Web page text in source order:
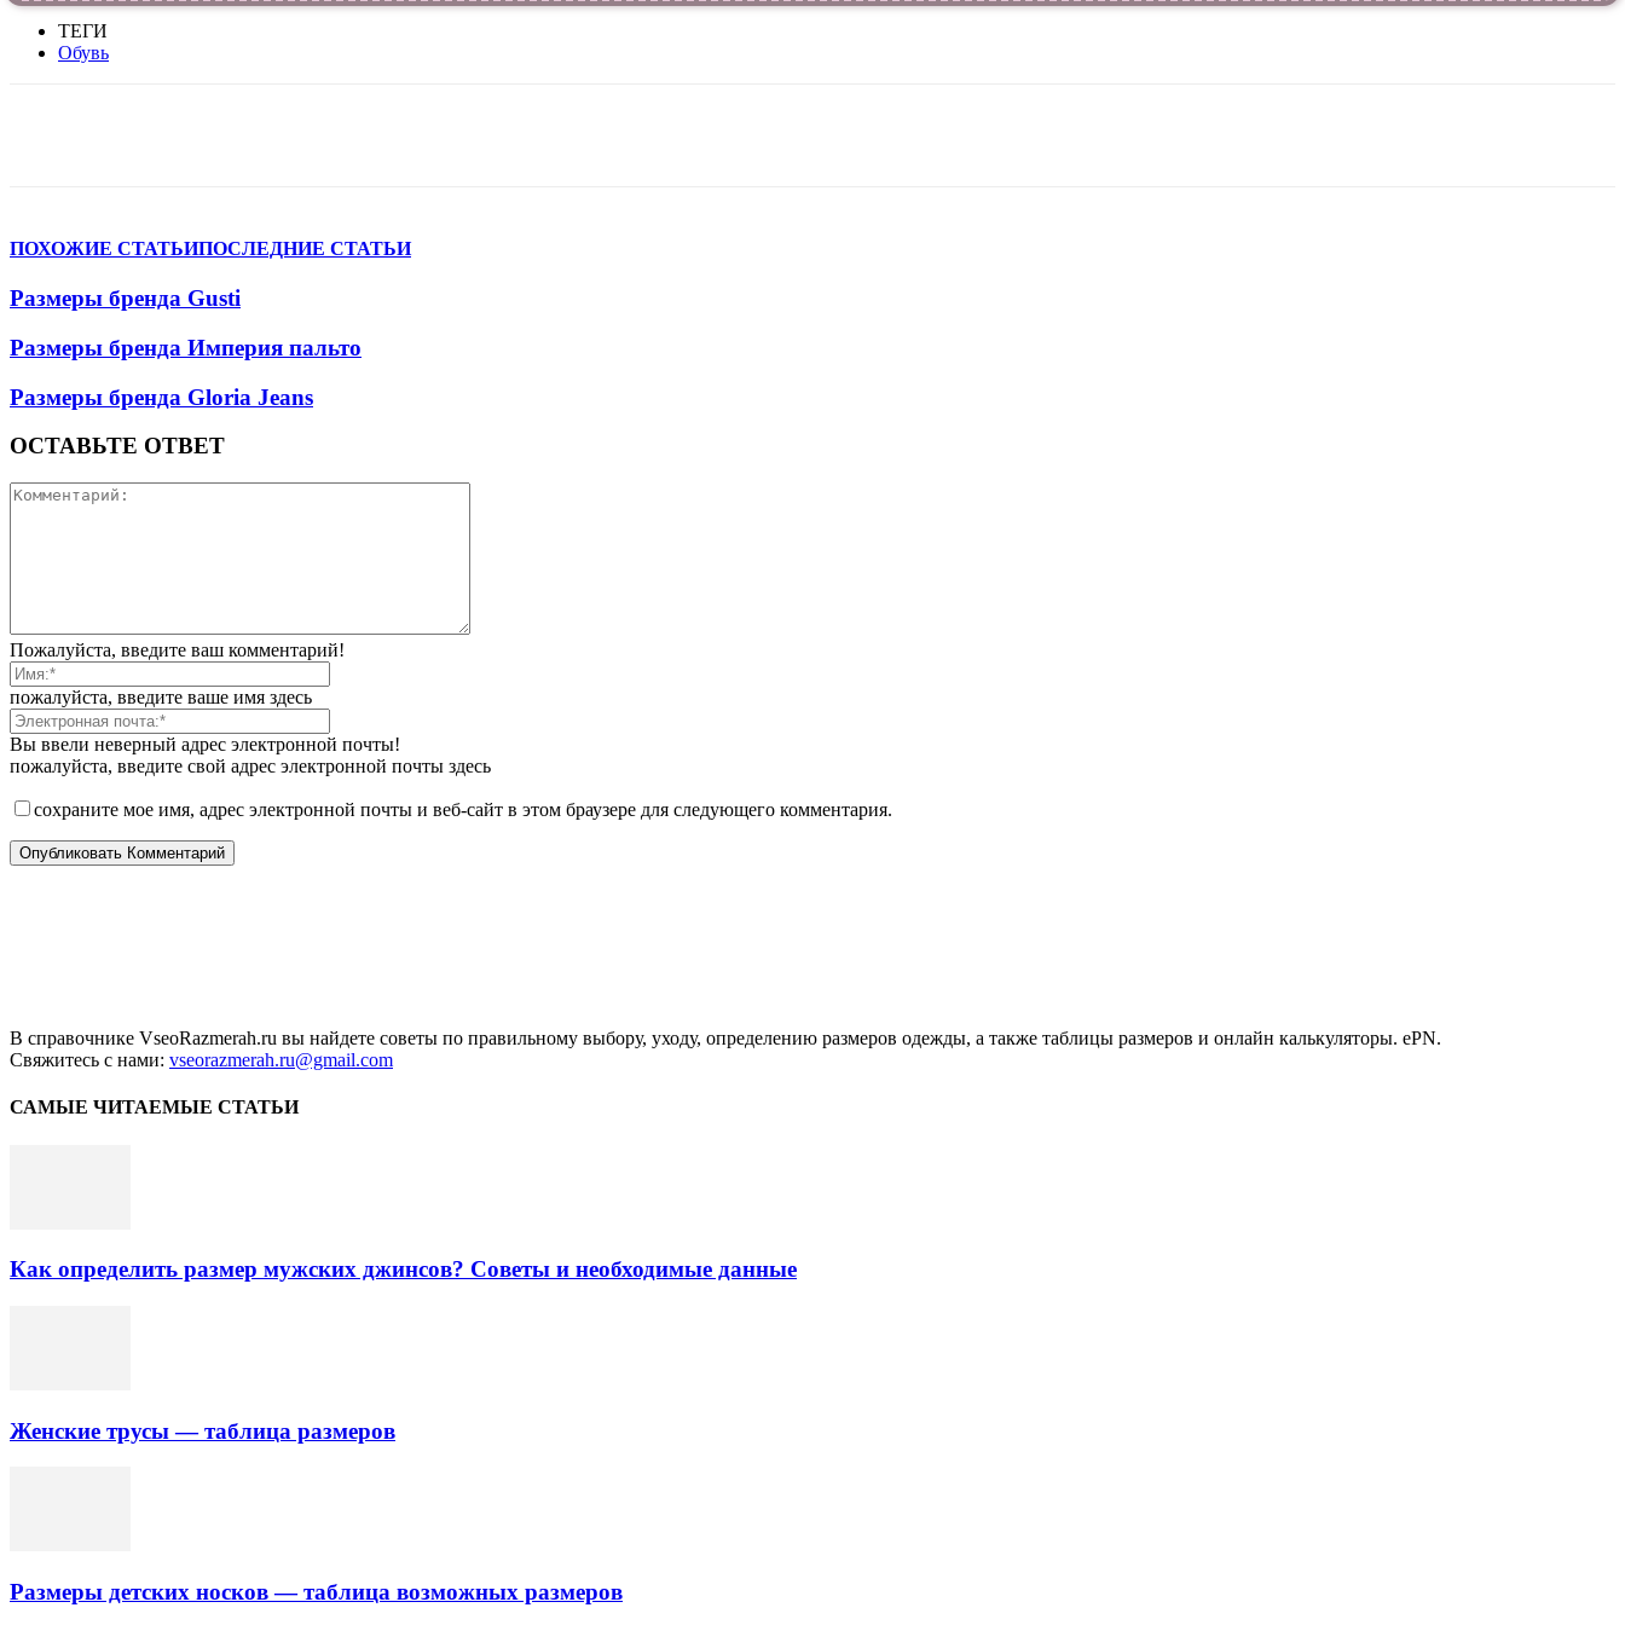
ТЕГИ
Обувь
ПОХОЖИЕ СТАТЬИПОСЛЕДНИЕ СТАТЬИ
Размеры бренда Gusti
Размеры бренда Империя пальто
Размеры бренда Gloria Jeans
ОСТАВЬТЕ ОТВЕТ
Пожалуйста, введите ваш комментарий!
пожалуйста, введите ваше имя здесь
Вы ввели неверный адрес электронной почты!
пожалуйста, введите свой адрес электронной почты здесь
сохраните мое имя, адрес электронной почты и веб-сайт в этом браузере для следующего комментария.
В справочнике VseoRazmerah.ru вы найдете советы по правильному выбору, уходу, определению размеров одежды, а также таблицы размеров и онлайн калькуляторы. ePN.
Свяжитесь с нами: vseorazmerah.ru@gmail.com
САМЫЕ ЧИТАЕМЫЕ СТАТЬИ
Как определить размер мужских джинсов? Советы и необходимые данные
Женские трусы — таблица размеров
Размеры детских носков — таблица возможных размеров